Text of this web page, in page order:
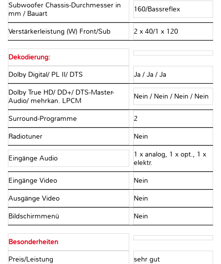
Subwoofer Chassis-Durchmesser in
mm / Bauart
160/Bassreflex
Verstärkerleistung (W) Front/Sub 2 x 40/1 x 120
Dekodierung:
Dolby Digital/ PL II/ DTS Ja / Ja / Ja
Dolby True HD/ DD+/ DTS-Master-
Audio/ mehrkan. LPCM
Nein / Nein / Nein / Nein
Surround-Programme 2
Radiotuner Nein
Eingänge Audio
1 x analog, 1 x opt., 1 x
elektr.
Eingänge Video Nein
Ausgänge Video Nein
Bildschirmmenü Nein
Besonderheiten
Preis/Leistung sehr gut